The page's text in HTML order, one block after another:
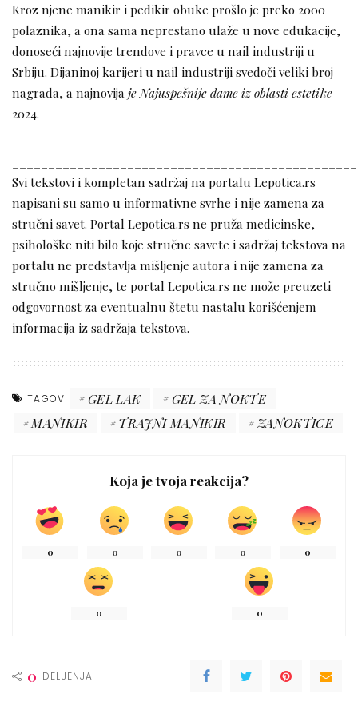
Kroz njene manikir i pedikir obuke prošlo je preko 2000
polaznika, a ona sama neprestano ulaže u nove edukacije,
donoseći najnovije trendove i pravce u nail industriji u
Srbiju. Dijaninoj karijeri u nail industriji svedoči veliki broj
nagrada, a najnovijaje Najuspešnije dame iz oblasti estetike
2024.
Svi tekstovi i kompletan sadržaj na portalu Lepotica.rs
napisani su samo u informativne svrhe i nije zamena za
stručni savet. Portal Lepotica.rs ne pruža medicinske,
psihološke niti bilo koje stručne savete i sadržaj tekstova na
portalu ne predstavlja mišljenje autora i nije zamena za
stručno mišljenje, te portal Lepotica.rs ne može preuzeti
odgovornost za eventualnu štetu nastalu korišćenjem
informacija iz sadržaja tekstova.
TAGOVI GEL LAK
GEL ZA NOKTE
MANIKIR
TRAJNI MANIKIR ZANOKTICE
Koja je tvoja reakcija?
0 0 0 0 0
0 0
0 DELJENJA